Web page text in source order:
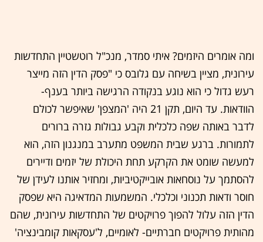
ומה אומרים היזמים? איתי סמדר, מנכ"ל רוטשטיין התחדשות
עירונית, מציין בשיחה עם גלובס כי "פסק הדין הזה מייצר
רעש גדול כי הוא נוגע בנקודה הרגישה ביותר בענף-
הוודאות. עד היום, תקן 21 היה 'המצפן' שאיפשר לכולם
לדבר באותה שפה כלכלית וקבע גבולות גזרה ברורים
לתמורות. ברגע שבית המשפט מתערב במנגנון הזה, הוא
למעשה שומט את הקרקע תחת היכולת של יזמים ודיירים
להסתמך על נוסחאות אובייקטיביות, ומחזיר אותנו לעידן של
חוסר ודאות תכנוני וכלכלי. המשמעות המדאיגה היא שפסק
הדין הזה עלול להפוך פרויקטים של התחדשות עירונית, שהם
מהותית פרויקטים חברתיים- לאומיים, ל'עסקאות קומבינציה'